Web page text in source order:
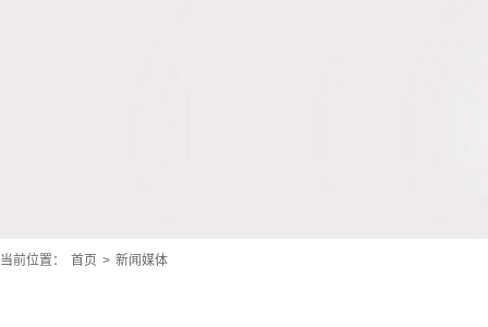
当前位置： 首页 > 新闻媒体